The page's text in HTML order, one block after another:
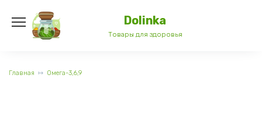
содержанию
Dolinka
Товары для здоровья
Главная Омега-3,6,9